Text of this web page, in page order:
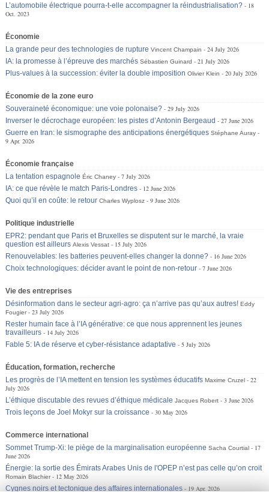
L’automobile électrique pourra-t-elle accompagner la réindustrialisation?
18
Oct. 2023
Économie
La grande peur des technologies de rupture Vincent Champain
24 July 2026
IA: la promesse à l’épreuve des marchés Sébastien Guinard
21 July 2026
Plus-values à la succession: éviter la double imposition Olivier Klein 20 July 2026
Économie de la zone euro
Souveraineté économique: une voie polonaise?
29 July 2026
Inverser le décrochage européen: les pistes d’Antonin Bergeaud
27 June 2026
Guerre en Iran: le sismographe des anticipations énergétiques Stéphane Auray
9 Apr. 2026
Économie française
La tentation espagnole Éric Chaney
7 July 2026
IA: ce que révèle le match Paris-Londres
12 June 2026
Quoi qu’il en coûte: le retour Charles Wyplosz 9 June 2026
Politique industrielle
EPR2: pendant que Paris et Bruxelles se disputent sur le marché, la vraie
question est ailleurs Alexis Vessat
15 July 2026
Renouvelables: les batteries peuvent-elles changer la donne?
16 June 2026
Choix technologiques: décider avant le point de non-retour
7 June 2026
Vie des entreprises
Désinformation dans le secteur agri-agro: ça n’arrive pas qu’aux autres! Eddy
Fougier
23 July 2026
Rester humain face à l’IA générative: ce que nous apprennent les jeunes
travailleurs
14 July 2026
Fable 5: IA de réserve et cyber-résistance adaptative
5 July 2026
Éducation, formation, recherche
Les progrès de l’IA mettent en tension les systèmes éducatifs Maxime Cruzel
22
July 2026
L’éthique discutable des revues d’éthique médicale Jacques Robert
3 June 2026
Trois leçons de Joel Mokyr sur la croissance
30 May 2026
Commerce international
Sommet Trump-Xi: le piège de la marginalisation européenne Sacha Courtial
17
June 2026
Énergie: la sortie des Émirats Arabes Unis de l'OPEP n’est pas celle qu’on croit
Romain Blachier
12 May 2026
Cygnes noirs et tectonique des affaires internationales
19 Apr. 2026